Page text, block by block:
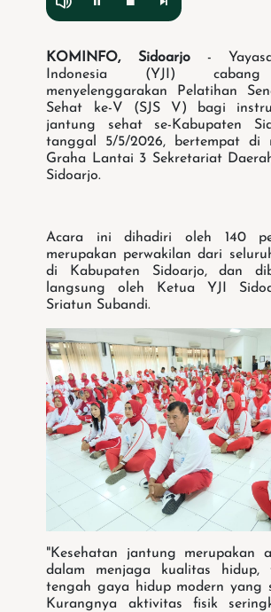
KOMINFO, Sidoarjo-
Indonesia (YJI)
menyelenggarakan Pelatihan
Sehat ke-V (SJS V) bagi
jantung sehat se-Kabupaten
tanggal 5/5/2026, bertempat di
Graha Lantai 3 Sekretariat
Sidoarjo.
Acara ini dihadiri oleh 140
merupakan perwakilan dari
di Kabupaten Sidoarjo, dan
langsung oleh Ketua YJI
Sriatun Subandi.
"Kesehatan jantung merupakan
dalam menjaga kualitas hidup,
tengah gaya hidup modern yang
Kurangnya aktivitas fisik